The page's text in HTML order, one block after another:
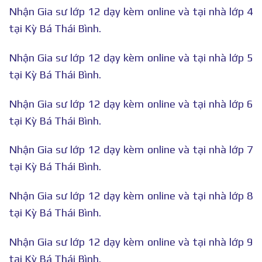
Nhận Gia sư lớp 12 dạy kèm online và tại nhà lớp 4
tại Kỳ Bá Thái Bình.
Nhận Gia sư lớp 12 dạy kèm online và tại nhà lớp 5
tại Kỳ Bá Thái Bình.
Nhận Gia sư lớp 12 dạy kèm online và tại nhà lớp 6
tại Kỳ Bá Thái Bình.
Nhận Gia sư lớp 12 dạy kèm online và tại nhà lớp 7
tại Kỳ Bá Thái Bình.
Nhận Gia sư lớp 12 dạy kèm online và tại nhà lớp 8
tại Kỳ Bá Thái Bình.
Nhận Gia sư lớp 12 dạy kèm online và tại nhà lớp 9
tại Kỳ Bá Thái Bình.